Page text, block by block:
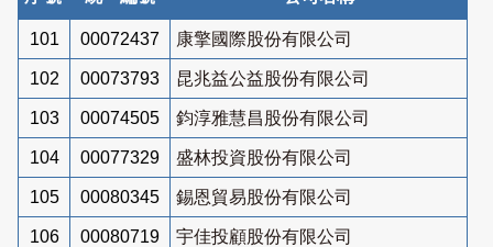
101 00072437 康擎國際股份有限公司
102 00073793 昆兆益公益股份有限公司
103 00074505 鈞淳雅慧昌股份有限公司
104 00077329 盛林投資股份有限公司
105 00080345 錫恩貿易股份有限公司
106 00080719 宇佳投顧股份有限公司